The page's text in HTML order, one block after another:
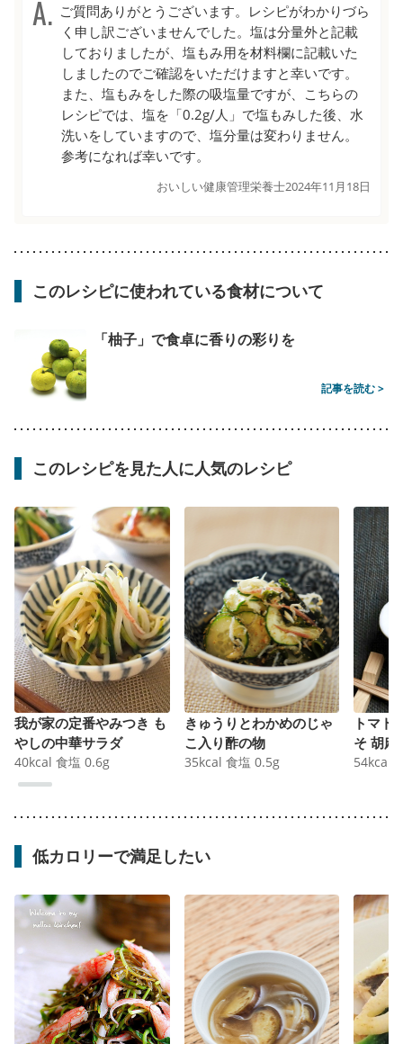
ご質問ありがとうございます。レシピがわかりづら
く申し訳ございませんでした。塩は分量外と記載
しておりましたが、塩もみ用を材料欄に記載いた
しましたのでご確認をいただけますと幸いです。
また、塩もみをした際の吸塩量ですが、こちらの
レシピでは、塩を「0.2g/人」で塩もみした後、水
洗いをしていますので、塩分量は変わりません。
参考になれば幸いです。
おいしい健康管理栄養士2024年11月18日
このレシピに使われている食材について
「柚子」で食卓に香りの彩りを
記事を読む >
このレシピを見た人に人気のレシピ
我が家の定番やみつき も
やしの中華サラダ
40kcal 食塩 0.6g
きゅうりとわかめのじゃ
こ入り酢の物
35kcal 食塩 0.5g
トマト
そ 胡麻
54kcal
低カロリーで満足したい